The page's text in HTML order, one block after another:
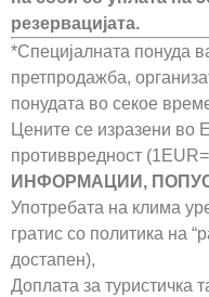
резервацијата.
*Специјалната понуда
претпродажба,
понудата во секое
Цените се изразени во
противвредност
ИНФОРМАЦИИ,
Употребата на клима
гратис со политика на
достапен),
Доплата за туристичка